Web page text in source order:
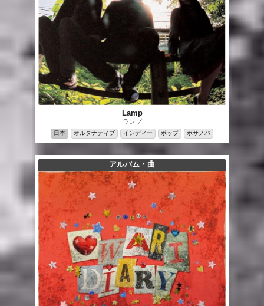
Lamp
ランプ
日本 オルタナティブ インディー ポップ ボサノバ
アルバム・曲